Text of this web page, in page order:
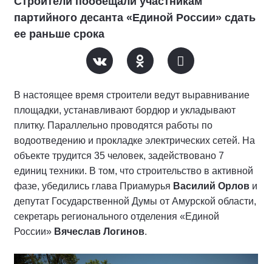
партийного десанта «Единой России» сдать
ее раньше срока
В настоящее время строители ведут выравнивание
площадки, устанавливают бордюр и укладывают
плитку. Параллельно проводятся работы по
водоотведению и прокладке электрических сетей. На
объекте трудится 35 человек, задействовано 7
единиц техники. В том, что строительство в активной
фазе, убедились глава Приамурья Василий Орлов и
депутат Государственной Думы от Амурской области,
секретарь регионального отделения «Единой
России» Вячеслав Логинов.